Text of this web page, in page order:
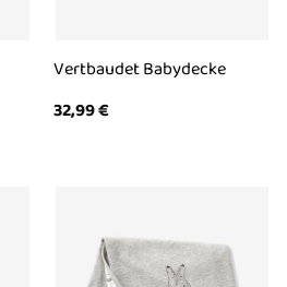
Vertbaudet Babydecke
32,99€